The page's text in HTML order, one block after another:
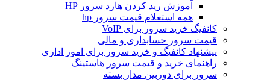
آموزش ريد كردن هارد سرور HP
همه استعلام قیمت سرور hp
کانفیگ خرید سرور برای VoIP
قیمت سرور حسابداری و مالی
پیشنهاد کانفیگ و خرید سرور برای امور اداری
راهنمای خرید و قیمت سرور هاستینگ
سرور برای دوربین مدار بسته